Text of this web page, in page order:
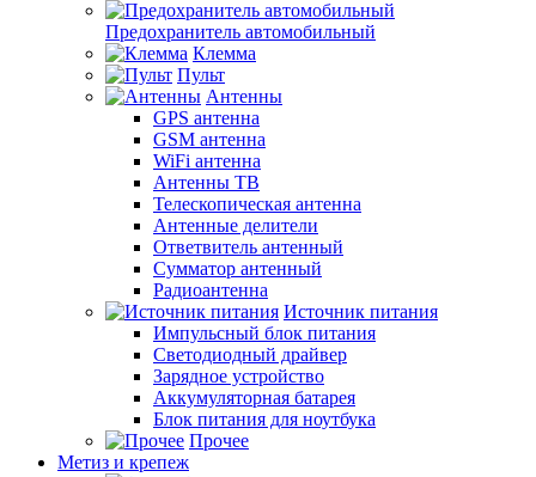
Предохранитель автомобильный
Клемма
Пульт
Антенны
GPS антенна
GSM антенна
WiFi антенна
Антенны ТВ
Телескопическая антенна
Антенные делители
Ответвитель антенный
Сумматор антенный
Радиоантенна
Источник питания
Импульсный блок питания
Светодиодный драйвер
Зарядное устройство
Аккумуляторная батарея
Блок питания для ноутбука
Прочее
Метиз и крепеж